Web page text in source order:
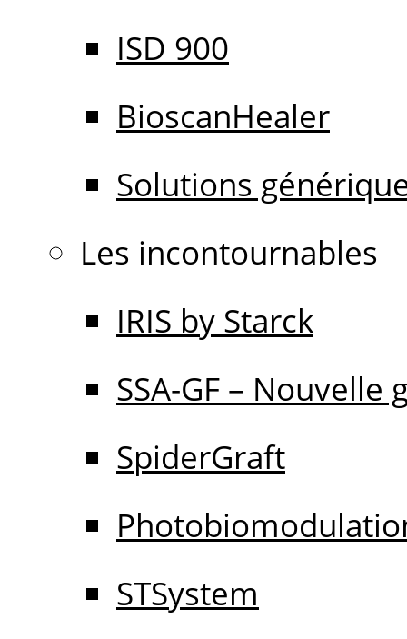
ISD 900
BioscanHealer
Solutions
Les incontournables
IRIS by Starck
SSA-GF – Nouvelle
SpiderGraft
STSystem